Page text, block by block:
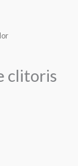
clitoris